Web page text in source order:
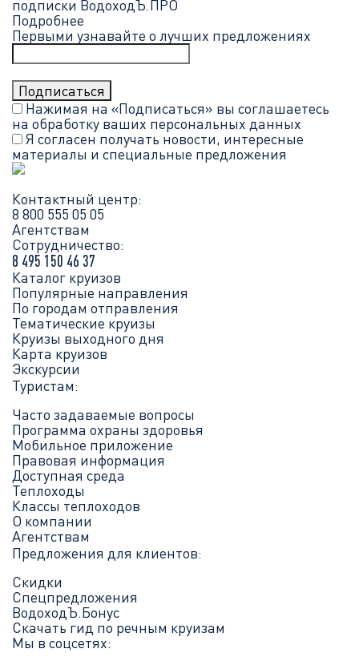
подписки ВодоходЪ.ПРО
Подробнее
Первыми узнавайте о лучших предложениях
Нажимая на «Подписаться» вы соглашаетесь
на обработку ваших персональных данных
Я согласен получать новости, интересные
материалы и специальные предложения
Контактный центр:
8 800 555 05 05
Агентствам
Сотрудничество:
8 495 150 46 37
Каталог круизов
Популярные направления
По городам отправления
Тематические круизы
Круизы выходного дня
Карта круизов
Экскурсии
Туристам:
Часто задаваемые вопросы
Программа охраны здоровья
Мобильное приложение
Правовая информация
Доступная среда
Теплоходы
Классы теплоходов
О компании
Агентствам
Предложения для клиентов:
Скидки
Спецпредложения
ВодоходЪ.Бонус
Скачать гид по речным круизам
Мы в соцсетях: